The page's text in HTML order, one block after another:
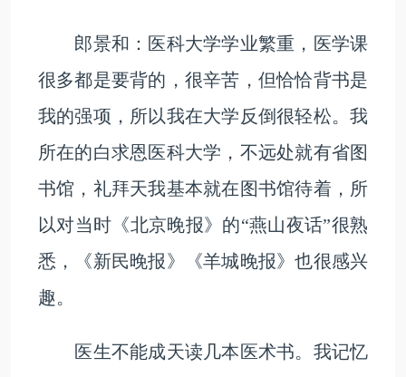
郎景和：医科大学学业繁重，医学课
很多都是要背的，很辛苦，但恰恰背书是
我的强项，所以我在大学反倒很轻松。我
所在的白求恩医科大学，不远处就有省图
书馆，礼拜天我基本就在图书馆待着，所
以对当时《北京晚报》的“燕山夜话”很熟
悉，《新民晚报》《羊城晚报》也很感兴
趣。
医生不能成天读几本医术书。我记忆